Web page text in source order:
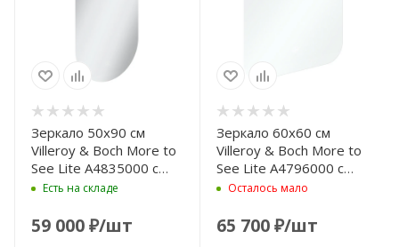
Зеркало 50х90 см
Villeroy & Boch More to
See Lite A4835000 с
LED подсветкой,
сенсорный, белый
Есть на складе
59 000₽/шт
Зеркало 60х60 см
Villeroy & Boch More to
See Lite A4796000 с
LED подсветкой,
сенсорный, белый
Осталось мало
65 700₽/шт